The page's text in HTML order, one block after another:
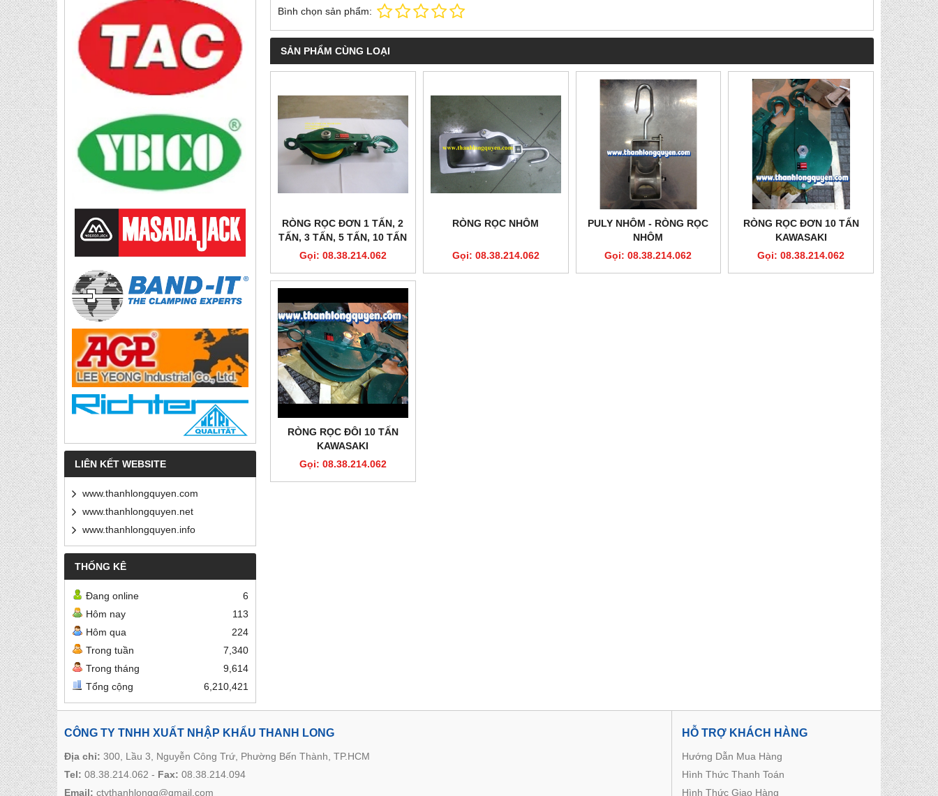
LIÊN KẾT WEBSITE
www.thanhlongquyen.com
www.thanhlongquyen.net
www.thanhlongquyen.info
THỐNG KÊ
Đang online
6
Hôm nay
113
Hôm qua
224
Trong tuần
7,340
Trong tháng
9,614
Tổng cộng
6,210,421
Bình chọn sản phẩm:
SẢN PHẨM CÙNG LOẠI
RÒNG RỌC ĐƠN 1 TẤN, 2
TẤN, 3 TẤN, 5 TẤN, 10 TẤN
KAWASAKI
Gọi: 08.38.214.062
RÒNG RỌC NHÔM
Gọi: 08.38.214.062
PULY NHÔM - RÒNG RỌC
NHÔM
Gọi: 08.38.214.062
RÒNG RỌC ĐƠN 10 TẤN
KAWASAKI
Gọi: 08.38.214.062
RÒNG RỌC ĐÔI 10 TẤN
KAWASAKI
Gọi: 08.38.214.062
CÔNG TY TNHH XUẤT NHẬP KHẨU THANH LONG
Địa chỉ: 300, Lầu 3, Nguyễn Công Trứ, Phường Bến Thành, TP.HCM
Tel: 08.38.214.062 - Fax: 08.38.214.094
Email: ctythanhlongq@gmail.com
HỖ TRỢ KHÁCH HÀNG
Hướng Dẫn Mua Hàng
Hình Thức Thanh Toán
Hình Thức Giao Hàng